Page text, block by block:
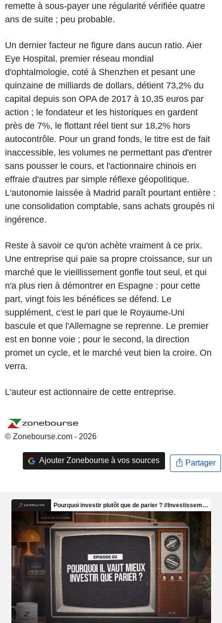
remette à sous-payer une régularité vérifiée quatre
ans de suite ; peu probable.
Un dernier facteur ne figure dans aucun ratio. Aier
Eye Hospital, premier réseau mondial
d'ophtalmologie, coté à Shenzhen et pesant une
quinzaine de milliards de dollars, détient 73,2% du
capital depuis son OPA de 2017 à 10,35 euros par
action ; le fondateur et les historiques en gardent
près de 7%, le flottant réel tient sur 18,2% hors
autocontrôle. Pour un grand fonds, le titre est de fait
inaccessible, les volumes ne permettant pas d'entrer
sans pousser le cours, et l'actionnaire chinois en
effraie d'autres par simple réflexe géopolitique.
L'autonomie laissée à Madrid paraît pourtant entière :
une consolidation comptable, sans achats groupés ni
ingérence.
Reste à savoir ce qu'on achète vraiment à ce prix.
Une entreprise qui paie sa propre croissance, sur un
marché que le vieillissement gonfle tout seul, et qui
n'a plus rien à démontrer en Espagne : pour cette
part, vingt fois les bénéfices se défend. Le
supplément, c'est le pari que le Royaume-Uni
bascule et que l'Allemagne se reprenne. Le premier
est en bonne voie ; pour le second, la direction
promet un cycle, et le marché veut bien la croire. On
verra.
L'auteur est actionnaire de cette entreprise.
© Zonebourse.com - 2026
Ajouter Zonebourse à vos sources Partager